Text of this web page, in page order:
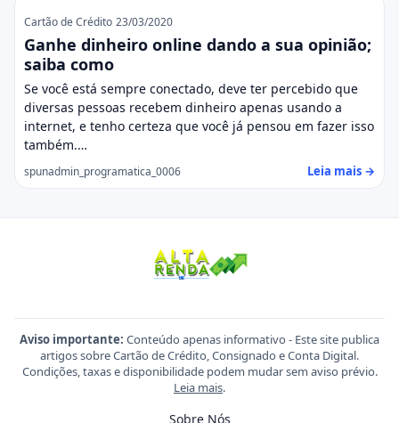
Cartão de Crédito 23/03/2020
Ganhe dinheiro online dando a sua opinião;
saiba como
Se você está sempre conectado, deve ter percebido que
diversas pessoas recebem dinheiro apenas usando a
internet, e tenho certeza que você já pensou em fazer isso
também.…
spunadmin_programatica_0006 Leia mais →
Aviso importante: Conteúdo apenas informativo - Este site publica
artigos sobre Cartão de Crédito, Consignado e Conta Digital.
Condições, taxas e disponibilidade podem mudar sem aviso prévio.
Leia mais.
Sobre Nós